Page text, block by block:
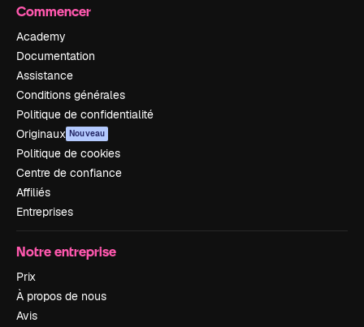
Commencer
Academy
Documentation
Assistance
Conditions générales
Politique de confidentialité
Originaux Nouveau
Politique de cookies
Centre de confiance
Affiliés
Entreprises
Notre entreprise
Prix
À propos de nous
Avis